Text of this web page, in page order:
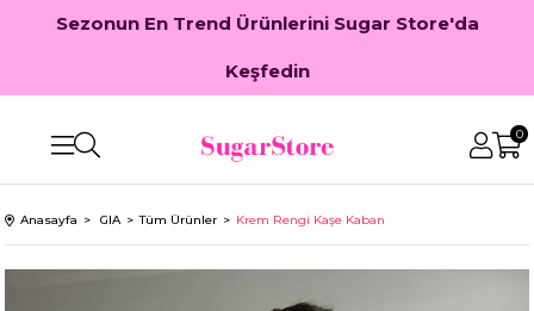
Sezonun En Trend Ürünlerini Sugar Store'da
Keşfedin
0
Anasayfa GIA Tüm Ürünler Krem Rengi Kaşe Kaban